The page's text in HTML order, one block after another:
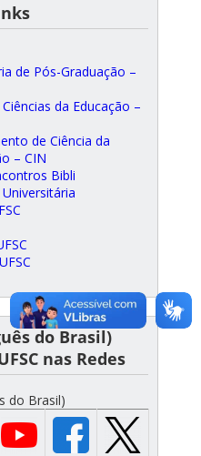
de Pós-Graduação –
da Educação –
de Ciência da
– CIN
Bibli
do Brasil)
nas Redes
do Brasil)